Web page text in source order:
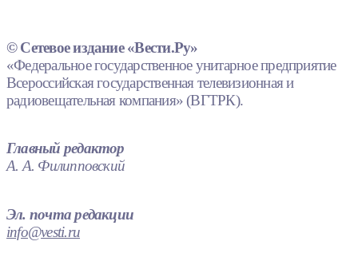
© Сетевое издание «Вести.Ру»
«Федеральное государственное унитарное предприятие
Всероссийская государственная телевизионная и
радиовещательная компания» (ВГТРК).
Главный редактор
А. А. Филипповский
Эл. почта редакции
info@vesti.ru